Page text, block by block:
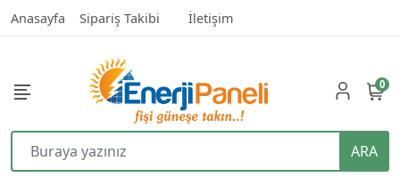
Anasayfa Sipariş Takibi İletişim
ARA
0